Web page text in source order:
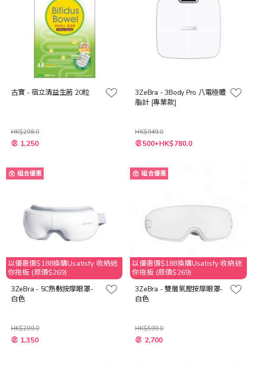
古寶 - 宿立清益生菌 20粒
HK$298.0
特
殊 1,250
3ZeBra - 3Body Pro 八電極體
脂計 [專業款]
HK$949.0
特
殊 500+HK$780.0
組合優惠
以優惠價$188換購Usatisfy 收納迷
你拖板 (原價$269)
3ZeBra - 5C熱敷按摩眼罩-
白色
HK$299.0
特
殊 1,350
組合優惠
以優惠價$188換購Usatisfy 收納迷
你拖板 (原價$269)
3ZeBra - 雙層氣壓按摩眼罩-
白色
HK$599.0
特
殊 2,700